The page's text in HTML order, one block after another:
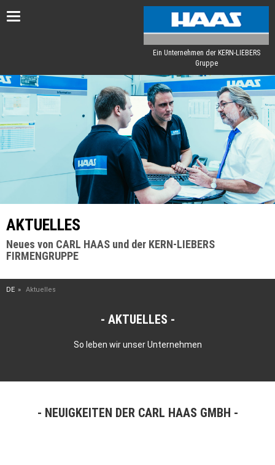
Toggle
Ein Unternehmen der KERN-LIEBERS
Gruppe
AKTUELLES
Neues von CARL HAAS und der KERN-LIEBERS
FIRMENGRUPPE
DE Aktuelles
AKTUELLES
So leben wir unser Unternehmen
NEUIGKEITEN DER CARL HAAS GMBH